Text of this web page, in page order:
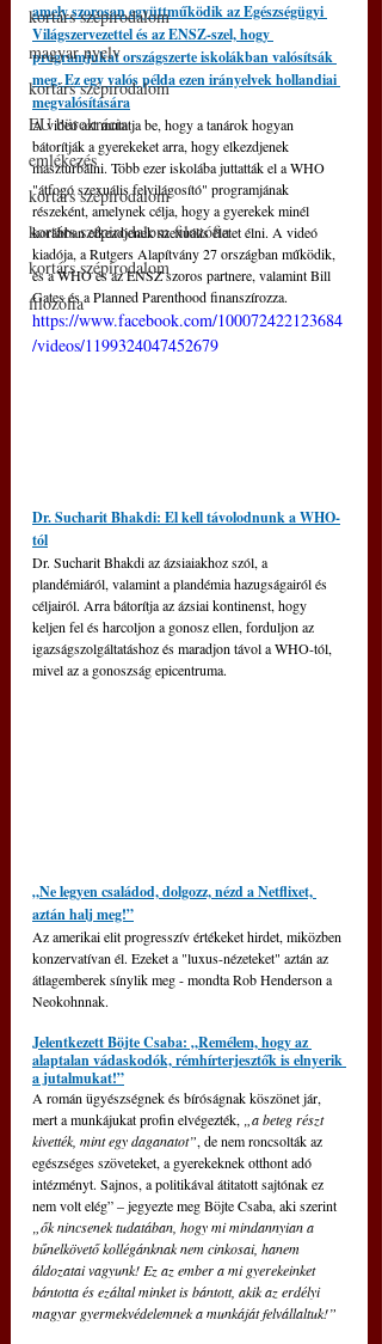
kortárs szépirodalom
magyar nyelv
kortárs szépirodalom
EU bürokrácia
emlékezés
kortárs szépirodalom
kortárs szépirodalom filozófia
kortárs szépirodalom
filozófia
amely szorosan együttműködik az Egészségügyi
Világszervezettel és az ENSZ-szel, hogy
programjukat országszerte iskolákban valósítsák
meg. Ez egy valós példa ezen irányelvek hollandiai
megvalósítására
A videó azt mutatja be, hogy a tanárok hogyan
bátorítják a gyerekeket arra, hogy elkezdjenek
maszturbálni. Több ezer iskolába juttatták el a WHO
"átfogó szexuális felvilágosító" programjának
részeként, amelynek célja, hogy a gyerekek minél
korábban elkezdjenek szexuális életet élni. A videó
kiadója, a Rutgers Alapítvány 27 országban működik,
és a WHO és az ENSZ szoros partnere, valamint Bill
Gates és a Planned Parenthood finanszírozza.
https://www.facebook.com/100072422123684
/videos/1199324047452679
Dr. Sucharit Bhakdi: El kell távolodnunk a WHO-
tól
Dr. Sucharit Bhakdi az ázsiaiakhoz szól, a
plandémiáról, valamint a plandémia hazugságairól és
céljairól. Arra bátorítja az ázsiai kontinenst, hogy
keljen fel és harcoljon a gonosz ellen, forduljon az
igazságszolgáltatáshoz és maradjon távol a WHO-tól,
mivel az a gonoszság epicentruma.
„Ne legyen családod, dolgozz, nézd a Netflixet,
aztán halj meg!”
Az amerikai elit progresszív értékeket hirdet, miközben
konzervatívan él. Ezeket a "luxus-nézeteket" aztán az
átlagemberek sínylik meg - mondta Rob Henderson a
Neokohnnak.
Jelentkezett Böjte Csaba: „Remélem, hogy az
alaptalan vádaskodók, rémhírterjesztők is elnyerik
a jutalmukat!”
A román ügyészségnek és bíróságnak köszönet jár,
mert a munkájukat profin elvégezték,
„a beteg részt
kivették, mint egy daganatot”, de nem roncsolták az
egészséges szöveteket, a gyerekeknek otthont adó
intézményt. Sajnos, a politikával átitatott sajtónak ez
nem volt elég” – jegyezte meg Böjte Csaba, aki szerint
„ők nincsenek tudatában, hogy mi mindannyian a
bűnelkövető kollégánknak nem cinkosai, hanem
áldozatai vagyunk! Ez az ember a mi gyerekeinket
bántotta és ezáltal minket is bántott, akik az erdélyi
magyar gyermekvédelemnek a munkáját felvállaltuk!”